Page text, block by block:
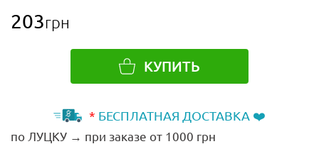
203грн
КУПИТЬ
* БЕСПЛАТНАЯ ДОСТАВКА ❤️
по ЛУЦКУ → при заказе от 1000 грн